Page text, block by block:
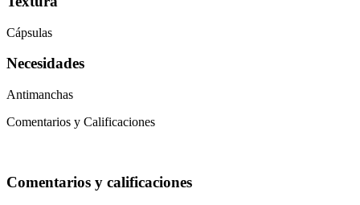
Cápsulas
Necesidades
Antimanchas
Comentarios y Calificaciones
Comentarios y calificaciones